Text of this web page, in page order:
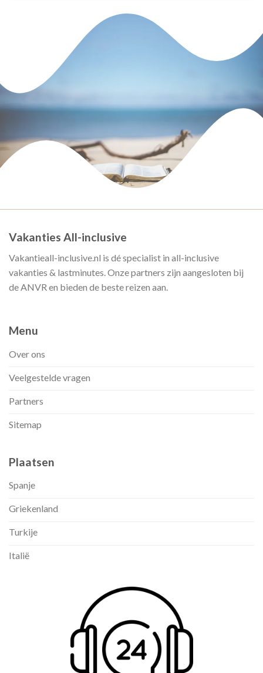
Vakanties All-inclusive
Vakantieall-inclusive.nl is dé specialist in all-inclusive
vakanties & lastminutes. Onze partners zijn aangesloten bij
de ANVR en bieden de beste reizen aan.
Menu
Over ons
Veelgestelde vragen
Partners
Sitemap
Plaatsen
Spanje
Griekenland
Turkije
Italië